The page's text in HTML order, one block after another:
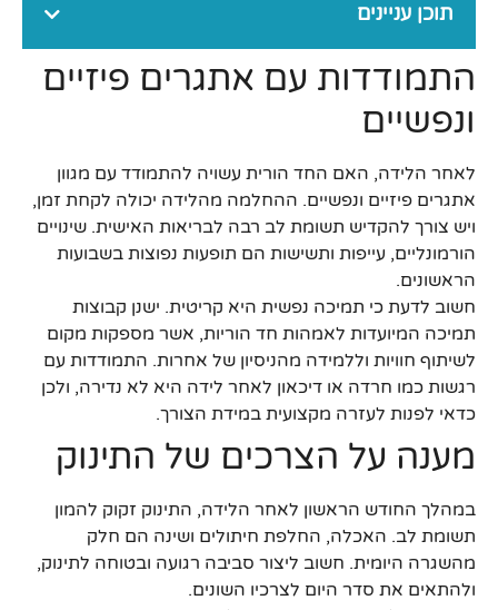
תוכן עניינים
התמודדות עם אתגרים פיזיים
ונפשיים
לאחר הלידה, האם החד הורית עשויה להתמודד עם מגוון
אתגרים פיזיים ונפשיים. ההחלמה מהלידה יכולה לקחת זמן,
ויש צורך להקדיש תשומת לב רבה לבריאות האישית. שינויים
הורמונליים, עייפות ותשישות הם תופעות נפוצות בשבועות
הראשונים.
חשוב לדעת כי תמיכה נפשית היא קריטית. ישנן קבוצות
תמיכה המיועדות לאמהות חד הוריות, אשר מספקות מקום
לשיתוף חוויות וללמידה מהניסיון של אחרות. התמודדות עם
רגשות כמו חרדה או דיכאון לאחר לידה היא לא נדירה, ולכן
כדאי לפנות לעזרה מקצועית במידת הצורך.
מענה על הצרכים של התינוק
במהלך החודש הראשון לאחר הלידה, התינוק זקוק להמון
תשומת לב. האכלה, החלפת חיתולים ושינה הם חלק
מהשגרה היומית. חשוב ליצור סביבה רגועה ובטוחה לתינוק,
ולהתאים את סדר היום לצרכיו השונים.